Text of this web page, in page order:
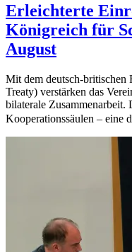
Erleichterte
Königreich für
August
Mit dem deutsch-britischen
Treaty) verstärken das
bilaterale Zusammenarbeit.
Kooperationssäulen – eine